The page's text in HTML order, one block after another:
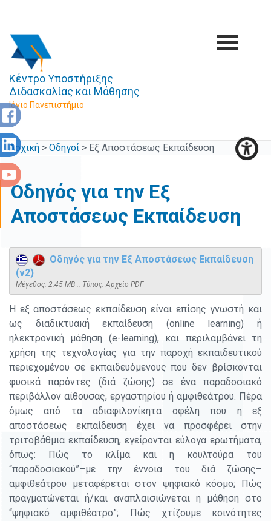
Κέντρο Υποστήριξης
Διδασκαλίας και Μάθησης
Ιόνιο Πανεπιστήμιο
Αρχική > Οδηγοί > Εξ Αποστάσεως Εκπαίδευση
Οδηγός για την Εξ
Αποστάσεως Εκπαίδευση
Οδηγός για την Εξ Αποστάσεως Εκπαίδευση
(v2)
Mέγεθος: 2.45 MB :: Τύπος: Αρχείο PDF
Η εξ αποστάσεως εκπαίδευση είναι επίσης γνωστή και
ως διαδικτυακή εκπαίδευση (online learning) ή
ηλεκτρονική μάθηση (e-learning), και περιλαμβάνει τη
χρήση της τεχνολογίας για την παροχή εκπαιδευτικού
περιεχομένου σε εκπαιδευόμενους που δεν βρίσκονται
φυσικά παρόντες (διά ζώσης) σε ένα παραδοσιακό
περιβάλλον αίθουσας, εργαστηρίου ή αμφιθεάτρου. Πέρα
όμως από τα αδιαφιλονίκητα οφέλη που η εξ
αποστάσεως εκπαίδευση έχει να προσφέρει στην
τριτοβάθμια εκπαίδευση, εγείρονται εύλογα ερωτήματα,
όπως: Πώς το κλίμα και η κουλτούρα του
“παραδοσιακού”–με την έννοια του διά ζώσης–
αμφιθεάτρου μεταφέρεται στον ψηφιακό κόσμο; Πώς
πραγματώνεται ή/και αναπλαισιώνεται η μάθηση στο
“ψηφιακό αμφιθέατρο”; Πώς χτίζουμε κοινότητες